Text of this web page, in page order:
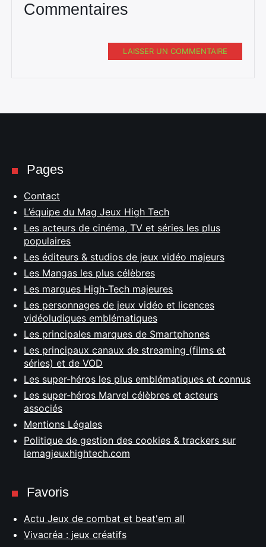
Commentaires
LAISSER UN COMMENTAIRE
Pages
Contact
L’équipe du Mag Jeux High Tech
Les acteurs de cinéma, TV et séries les plus
populaires
Les éditeurs & studios de jeux vidéo majeurs
Les Mangas les plus célèbres
Les marques High-Tech majeures
Les personnages de jeux vidéo et licences
vidéoludiques emblématiques
Les principales marques de Smartphones
Les principaux canaux de streaming (films et
séries) et de VOD
Les super-héros les plus emblématiques et connus
Les super-héros Marvel célèbres et acteurs
associés
Mentions Légales
Politique de gestion des cookies & trackers sur
lemagjeuxhightech.com
Favoris
Actu Jeux de combat et beat'em all
Vivacréa : jeux créatifs